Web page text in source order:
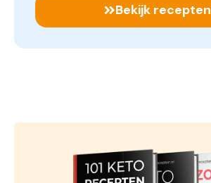
Bekijk recepten